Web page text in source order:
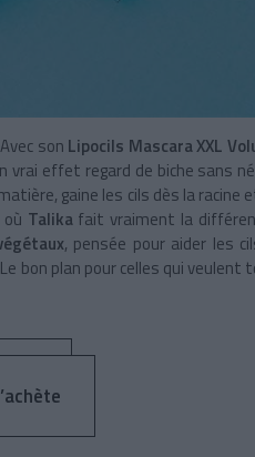
son Lipocils Mascara XXL
vrai effet regard de biche sans
gaine les cils dès la racine
Talikafait vraiment la
, pensée pour aider les
bon plan pour celles qui veulent